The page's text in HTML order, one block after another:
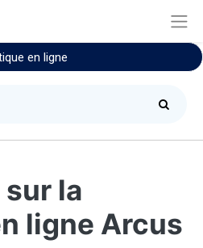
en ligne
la
ligne Arcus